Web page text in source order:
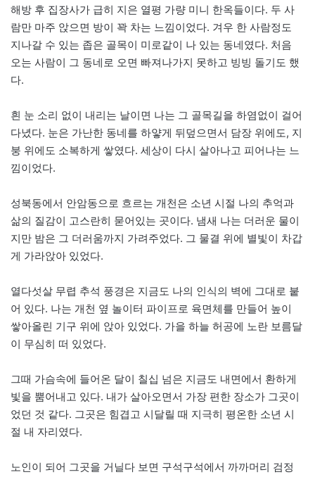
해방 후 집장사가 급히 지은 열평 가량 미니 한옥들이다. 두 사
람만 마주 앉으면 방이 꽉 차는 느낌이었다. 겨우 한 사람정도
지나갈 수 있는 좁은 골목이 미로같이 나 있는 동네였다. 처음
오는 사람이 그 동네로 오면 빠져나가지 못하고 빙빙 돌기도 했
다.
흰 눈 소리 없이 내리는 날이면 나는 그 골목길을 하염없이 걸어
다녔다. 눈은 가난한 동네를 하얗게 뒤덮으면서 담장 위에도, 지
붕 위에도 소복하게 쌓였다. 세상이 다시 살아나고 피어나는 느
낌이었다.
성북동에서 안암동으로 흐르는 개천은 소년 시절 나의 추억과
삶의 질감이 고스란히 묻어있는 곳이다. 냄새 나는 더러운 물이
지만 밤은 그 더러움까지 가려주었다. 그 물결 위에 별빛이 차갑
게 가라앉아 있었다.
열다섯살 무렵 추석 풍경은 지금도 나의 인식의 벽에 그대로 붙
어 있다. 나는 개천 옆 놀이터 파이프로 육면체를 만들어 높이
쌓아올린 기구 위에 앉아 있었다. 가을 하늘 허공에 노란 보름달
이 무심히 떠 있었다.
그때 가슴속에 들어온 달이 칠십 넘은 지금도 내면에서 환하게
빛을 뿜어내고 있다. 내가 살아오면서 가장 편한 장소가 그곳이
었던 것 같다. 그곳은 힘겹고 시달릴 때 지극히 평온한 소년 시
절 내 자리였다.
노인이 되어 그곳을 거닐다 보면 구석구석에서 까까머리 검정